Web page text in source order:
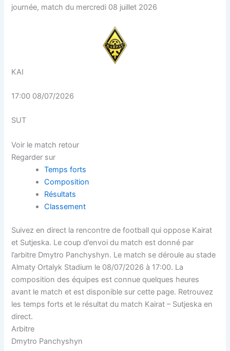
journée, match du mercredi 08 juillet 2026
KAI
17:00 08/07/2026
SUT
Voir le match retour
Regarder sur
Temps forts
Composition
Résultats
Classement
Suivez en direct la rencontre de football qui oppose Kairat
et Sutjeska. Le coup d’envoi du match est donné par
l’arbitre Dmytro Panchyshyn. Le match se déroule au stade
Almaty Ortalyk Stadium le 08/07/2026 à 17:00. La
composition des équipes est connue quelques heures
avant le match et est disponible sur cette page. Retrouvez
les temps forts et le résultat du match Kairat – Sutjeska en
direct.
Arbitre
Dmytro Panchyshyn